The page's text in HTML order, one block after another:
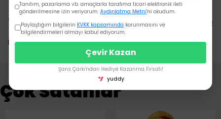
Yorumlar Yorum Yap
Bu ürün için henüz yorum yapılmamış.
Çok Satanlar
Tanıtım, pazarlama vb. amaçlarla tarafıma ticari elektronik ileti
gönderilmesine izin veriyorum.Aydınlatma Metni'ni okudum.
Paylaştığım bilgilerin KVKK kapsamında korunmasını ve
bilgilendirmeleri almayı kabul ediyorum.
Çevir Kazan
Şans Çarkı'ndan Hediye Kazanma Fırsatı!
yuddy